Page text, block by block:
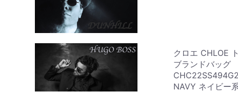
クロエ CHLOE
ブランドバッグ
NAVY ネイビー